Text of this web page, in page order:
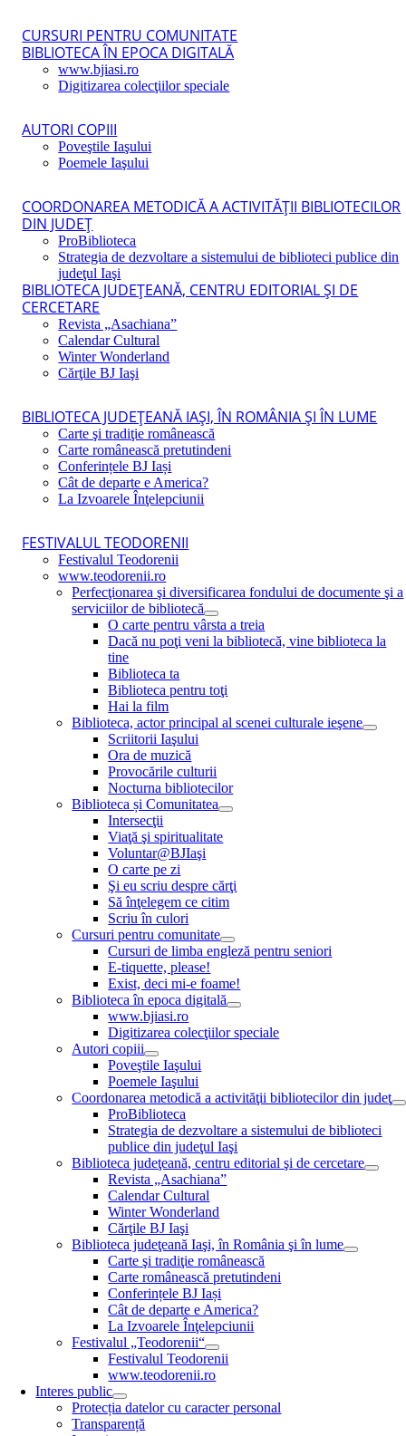
CURSURI PENTRU COMUNITATE
BIBLIOTECA ÎN EPOCA DIGITALĂ
www.bjiasi.ro
Digitizarea colecţiilor speciale
AUTORI COPIII
Poveştile Iaşului
Poemele Iaşului
COORDONAREA METODICĂ A ACTIVITĂŢII BIBLIOTECILOR
DIN JUDEŢ
ProBiblioteca
Strategia de dezvoltare a sistemului de biblioteci publice din
judeţul Iaşi
BIBLIOTECA JUDEŢEANĂ, CENTRU EDITORIAL ŞI DE
CERCETARE
Revista „Asachiana”
Calendar Cultural
Winter Wonderland
Cărţile BJ Iaşi
BIBLIOTECA JUDEŢEANĂ IAŞI, ÎN ROMÂNIA ŞI ÎN LUME
Carte şi tradiţie românească
Carte românească pretutindeni
Conferințele BJ Iași
Cât de departe e America?
La Izvoarele Înţelepciunii
FESTIVALUL TEODORENII
Festivalul Teodorenii
www.teodorenii.ro
Perfecţionarea şi diversificarea fondului de documente şi a
serviciilor de bibliotecă
O carte pentru vârsta a treia
Dacă nu poţi veni la bibliotecă, vine biblioteca la
tine
Biblioteca ta
Biblioteca pentru toţi
Hai la film
Biblioteca, actor principal al scenei culturale ieşene
Scriitorii Iaşului
Ora de muzică
Provocările culturii
Nocturna bibliotecilor
Biblioteca și Comunitatea
Intersecţii
Viaţă şi spiritualitate
Voluntar@BJIaşi
O carte pe zi
Şi eu scriu despre cărţi
Să înţelegem ce citim
Scriu în culori
Cursuri pentru comunitate
Cursuri de limba engleză pentru seniori
E-tiquette, please!
Exist, deci mi-e foame!
Biblioteca în epoca digitală
www.bjiasi.ro
Digitizarea colecţiilor speciale
Autori copiii
Poveştile Iaşului
Poemele Iaşului
Coordonarea metodică a activităţii bibliotecilor din judeţ
ProBiblioteca
Strategia de dezvoltare a sistemului de biblioteci
publice din judeţul Iaşi
Biblioteca judeţeană, centru editorial şi de cercetare
Revista „Asachiana”
Calendar Cultural
Winter Wonderland
Cărţile BJ Iaşi
Biblioteca judeţeană Iaşi, în România şi în lume
Carte şi tradiţie românească
Carte românească pretutindeni
Conferințele BJ Iași
Cât de departe e America?
La Izvoarele Înţelepciunii
Festivalul „Teodorenii“
Festivalul Teodorenii
www.teodorenii.ro
Interes public
Protecția datelor cu caracter personal
Transparență